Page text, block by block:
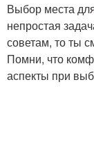
Выбор места
непростая
советам, то ты
Помни, что
аспекты при